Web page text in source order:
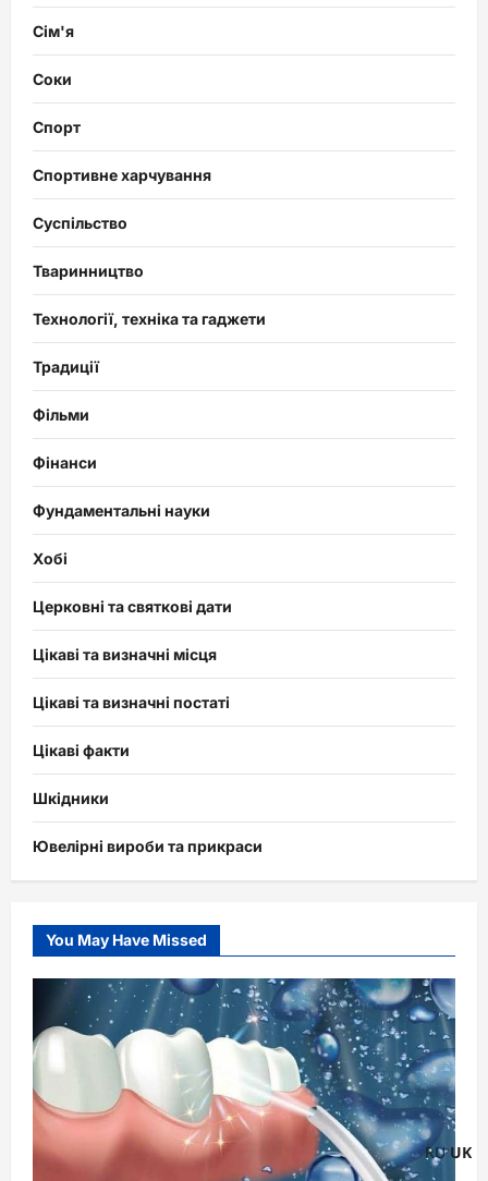
Сім'я
Соки
Спорт
Спортивне харчування
Суспільство
Тваринництво
Технології, техніка та гаджети
Традиції
Фільми
Фінанси
Фундаментальні науки
Хобі
Церковні та святкові дати
Цікаві та визначні місця
Цікаві та визначні постаті
Цікаві факти
Шкідники
Ювелірні вироби та прикраси
You May Have Missed
RU UK